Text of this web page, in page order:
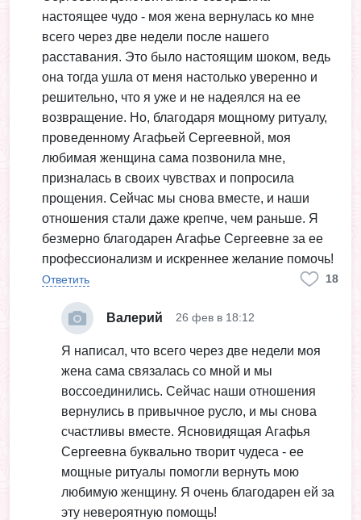
настоящее чудо - моя жена вернулась ко мне
всего через две недели после нашего
расставания. Это было настоящим шоком, ведь
она тогда ушла от меня настолько уверенно и
решительно, что я уже и не надеялся на ее
возвращение. Но, благодаря мощному ритуалу,
проведенному Агафьей Сергеевной, моя
любимая женщина сама позвонила мне,
призналась в своих чувствах и попросила
прощения. Сейчас мы снова вместе, и наши
отношения стали даже крепче, чем раньше. Я
безмерно благодарен Агафье Сергеевне за ее
профессионализм и искреннее желание помочь!
Ответить 18
Валерий 26 фев в 18:12
Я написал, что всего через две недели моя
жена сама связалась со мной и мы
воссоединились. Сейчас наши отношения
вернулись в привычное русло, и мы снова
счастливы вместе. Ясновидящая Агафья
Сергеевна буквально творит чудеса - ее
мощные ритуалы помогли вернуть мою
любимую женщину. Я очень благодарен ей за
эту невероятную помощь!